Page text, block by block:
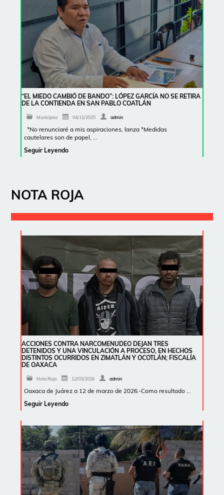
“EL MIEDO CAMBIÓ DE BANDO”: LÓPEZ GARCÍA NO SE RETIRA
DE LA CONTIENDA EN SAN PABLO COATLÁN
Municipios 04/11/2025 admin
*No renunciaré a mis aspiraciones, lanza *Medidas
cautelares son de papel, …
Seguir Leyendo
NOTA ROJA
ACCIONES CONTRA NARCOMENUDEO DEJAN TRES
DETENIDOS Y UNA VINCULACIÓN A PROCESO, EN HECHOS
DISTINTOS OCURRIDOS EN ZIMATLÁN Y OCOTLÁN; FISCALÍA
DE OAXACA
Nota Roja 12/03/2026 admin
Oaxaca de Juárez a 12 de marzo de 2026.-Como resultado …
Seguir Leyendo